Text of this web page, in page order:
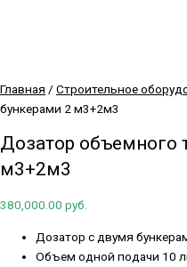
Главная / Строительное
бункерами 2 м3+2м3
Дозатор объемного
м3+2м3
380,000.00 руб.
Дозатор с двумя
Объем одной подачи 10